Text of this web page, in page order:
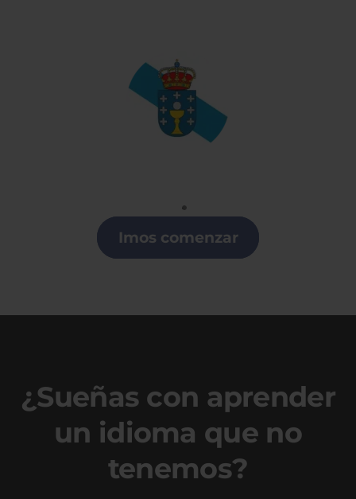
Clases de Gallego en la Región de Murcia
Imos comenzar
¿Sueñas con aprender
un idioma que no
tenemos?